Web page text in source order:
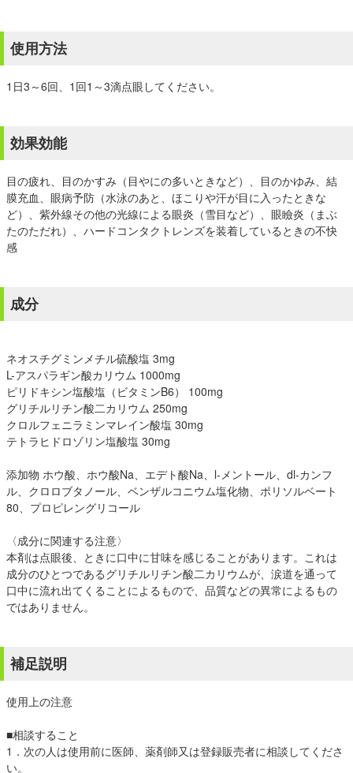
使用方法
1日3～6回、1回1～3滴点眼してください。
効果効能
目の疲れ、目のかすみ（目やにの多いときなど）、目のかゆみ、結
膜充血、眼病予防（水泳のあと、ほこりや汗が目に入ったときな
ど）、紫外線その他の光線による眼炎（雪目など）、眼瞼炎（まぶ
たのただれ）、ハードコンタクトレンズを装着しているときの不快
感
成分
ネオスチグミンメチル硫酸塩 3mg
L-アスパラギン酸カリウム 1000mg
ピリドキシン塩酸塩（ビタミンB6） 100mg
グリチルリチン酸二カリウム 250mg
クロルフェニラミンマレイン酸塩 30mg
テトラヒドロゾリン塩酸塩 30mg
添加物 ホウ酸、ホウ酸Na、エデト酸Na、l-メントール、dl-カンフ
ル、クロロブタノール、ベンザルコニウム塩化物、ポリソルベート
80、プロピレングリコール
〈成分に関連する注意〉
本剤は点眼後、ときに口中に甘味を感じることがあります。これは
成分のひとつであるグリチルリチン酸二カリウムが、涙道を通って
口中に流れ出てくることによるもので、品質などの異常によるもの
ではありません。
補足説明
使用上の注意
■相談すること
1．次の人は使用前に医師、薬剤師又は登録販売者に相談してくださ
い。